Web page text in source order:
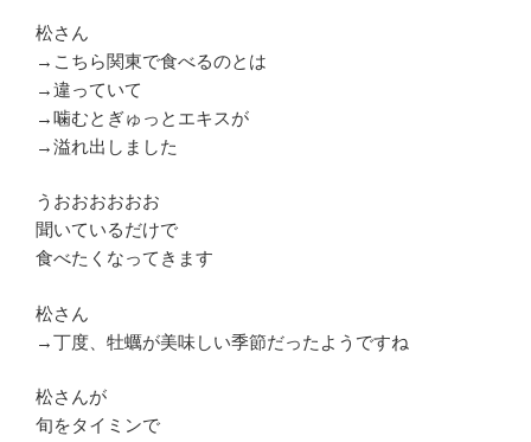
松さん
→こちら関東で食べるのとは
→違っていて
→噛むとぎゅっとエキスが
→溢れ出しました
うおおおおおお
聞いているだけで
食べたくなってきます
松さん
→丁度、牡蠣が美味しい季節だったようですね
松さんが
旬をタイミンで